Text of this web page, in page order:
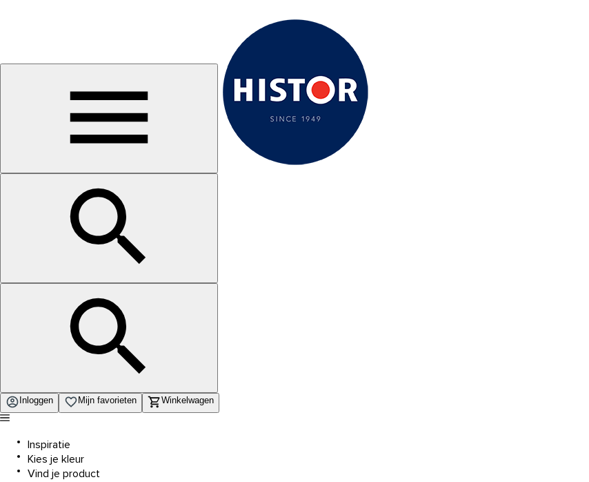
Inloggen Mijn favorieten Winkelwagen
Inspiratie
Kies je kleur
Vind je product